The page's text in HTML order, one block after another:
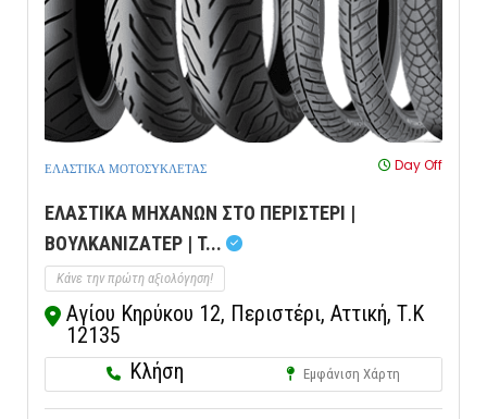
ΕΛΑΣΤΙΚΑ ΜΟΤΟΣΥΚΛΕΤΑΣ Day Off
ΕΛΑΣΤΙΚΑ ΜΗΧΑΝΩΝ ΣΤΟ ΠΕΡΙΣΤΕΡΙ |
ΒΟΥΛΚΑΝΙΖΑΤΕΡ | T...
Κάνε την πρώτη αξιολόγηση!
Αγίου Κηρύκου 12, Περιστέρι, Αττική, Τ.Κ
12135
Κλήση
Εμφάνιση Χάρτη